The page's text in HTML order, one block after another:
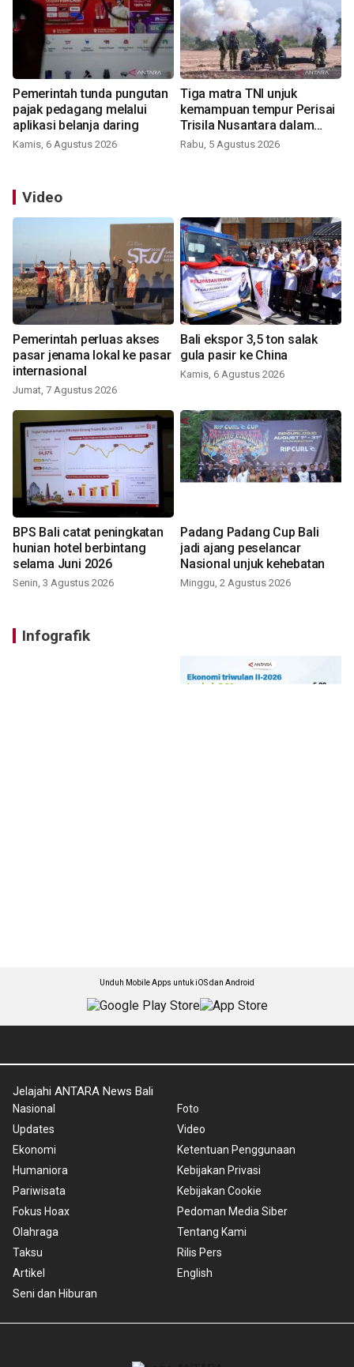
Pemerintah tunda pungutan
pajak pedagang melalui
aplikasi belanja daring
Kamis, 6 Agustus 2026
Tiga matra TNI unjuk
kemampuan tempur Perisai
Trisila Nusantara dalam
latihan di Kepri
Rabu, 5 Agustus 2026
Video
Pemerintah perluas akses
pasar jenama lokal ke pasar
internasional
Jumat, 7 Agustus 2026
Bali ekspor 3,5 ton salak
gula pasir ke China
Kamis, 6 Agustus 2026
BPS Bali catat peningkatan
hunian hotel berbintang
selama Juni 2026
Senin, 3 Agustus 2026
Padang Padang Cup Bali
jadi ajang peselancar
Nasional unjuk kehebatan
Minggu, 2 Agustus 2026
Infografik
Unduh Mobile Apps untuk iOS dan Android
Jelajahi ANTARA News Bali
Nasional
Updates
Ekonomi
Humaniora
Pariwisata
Fokus Hoax
Olahraga
Taksu
Artikel
Seni dan Hiburan
Foto
Video
Ketentuan Penggunaan
Kebijakan Privasi
Kebijakan Cookie
Pedoman Media Siber
Tentang Kami
Rilis Pers
English